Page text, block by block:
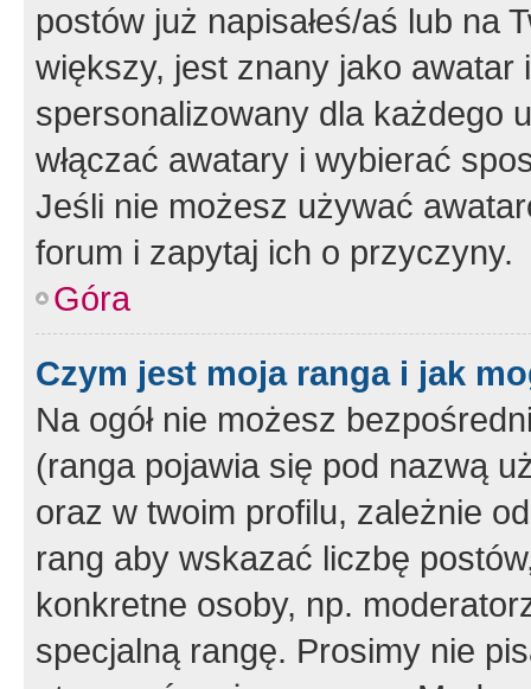
postów już napisałeś/aś lub na
większy, jest znany jako
spersonalizowany dla każdego
włączać awatary i wybierać
Jeśli nie możesz używać
forum i zapytaj ich o przyczyny.
Góra
Czym jest moja ranga i jak
Na ogół nie możesz
(ranga pojawia się pod nazwą
oraz w twoim profilu, zależnie
rang aby wskazać liczbę
konkretne osoby, np.
specjalną rangę. Prosimy nie